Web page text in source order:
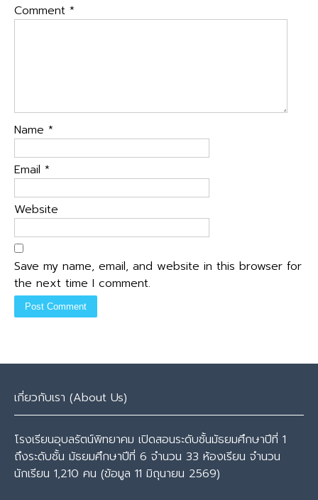
Comment *
Name *
Email *
Website
Save my name, email, and website in this browser for
the next time I comment.
เกี่ยวกับเรา (About Us)
โรงเรียนอุบลรัตน์พิทยาคม เปิดสอนระดับชั้นมัธยมศึกษาปีที่ 1
ถึงระดับชั้น มัธยมศึกษาปีที่ 6 จำนวน 33 ห้องเรียน จำนวน
นักเรียน 1,210 คน (ข้อมูล 11 มิถุนายน 2569)